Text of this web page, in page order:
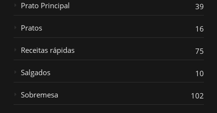
Prato Principal 39
Pratos 16
Receitas rápidas 75
Salgados 10
Sobremesa 102